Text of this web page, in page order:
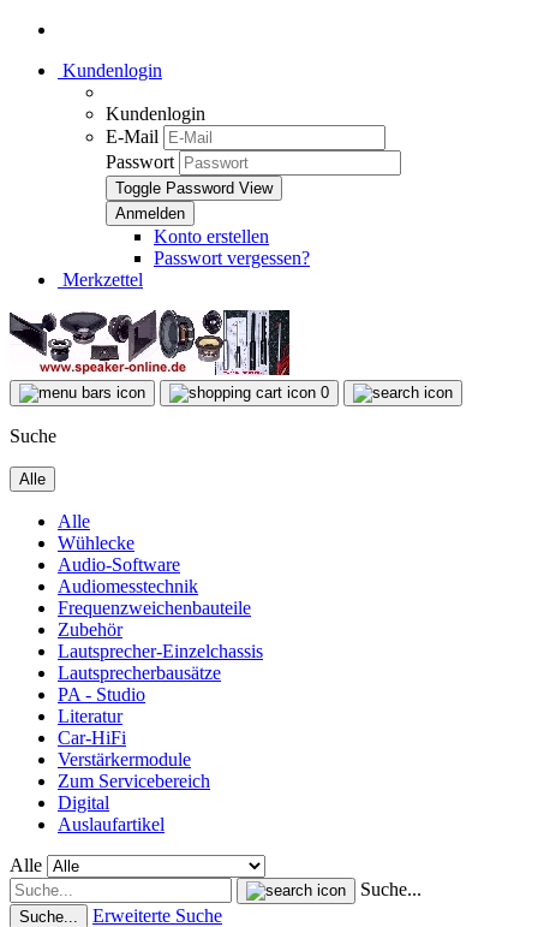
Kundenlogin
Kundenlogin
E-Mail
Passwort
Toggle Password View
Konto erstellen
Passwort vergessen?
Merkzettel
0
Suche
Alle
Alle
Wühlecke
Audio-Software
Audiomesstechnik
Frequenzweichenbauteile
Zubehör
Lautsprecher-Einzelchassis
Lautsprecherbausätze
PA - Studio
Literatur
Car-HiFi
Verstärkermodule
Zum Servicebereich
Digital
Auslaufartikel
Alle
Suche...
Suche... Erweiterte Suche